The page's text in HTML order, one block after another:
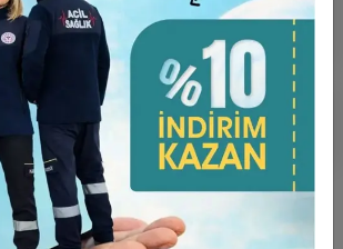
Garanti ve Teslimat